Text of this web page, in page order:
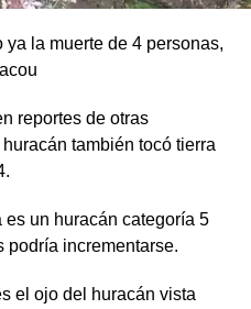
la muerte de 4 personas,
reportes de otras
también tocó tierra
un huracán categoría 5
podría incrementarse.
el ojo del huracán vista